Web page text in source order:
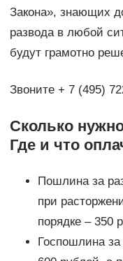
Закона», знающих
развода в любой
будут грамотно
Звоните + 7 (495)
Сколько
Где и что
Пошлина за
при
порядке – 350
Госпошлина